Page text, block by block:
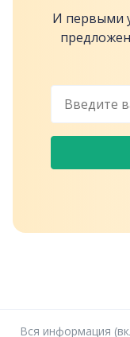
И первыми
Вся информация